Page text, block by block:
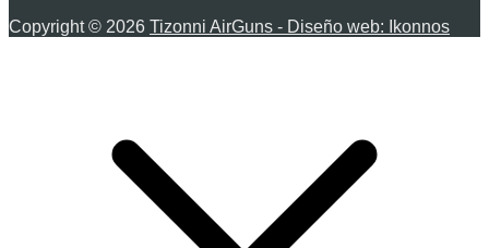
Copyright © 2026 Tizonni AirGuns - Diseño web: Ikonnos